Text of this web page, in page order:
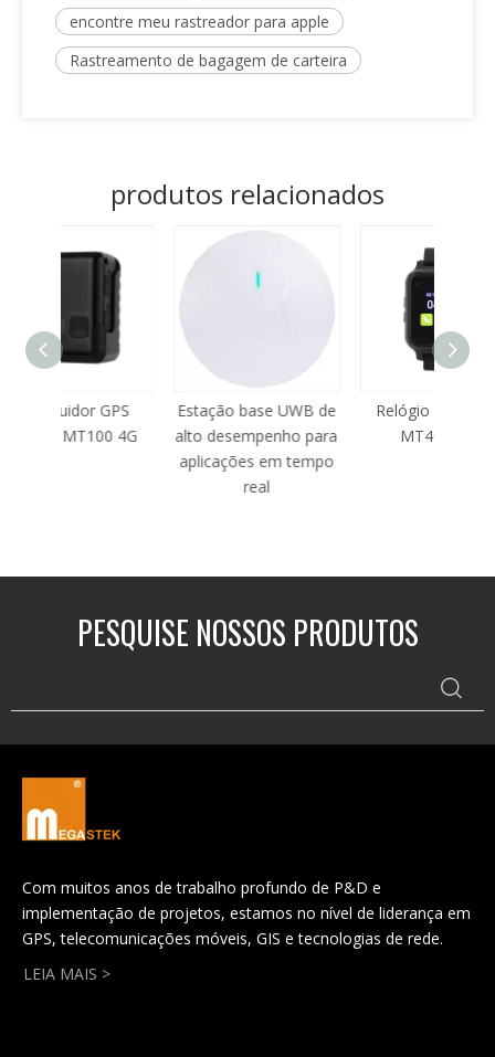
encontre meu rastreador para apple
Rastreamento de bagagem de carteira
produtos relacionados
Estação base UWB de
alto desempenho para
aplicações em tempo
Relógio médico de
MT400 ECG
PESQUISE NOSSOS PRODUTOS
Com muitos anos de trabalho profundo de P&D e
implementação de projetos, estamos no nível de liderança em
GPS, telecomunicações móveis, GIS e tecnologias de rede.
LEIA MAIS >